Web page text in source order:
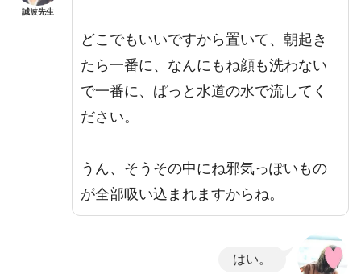
誠波先生
どこでもいいですから置いて、朝起き
たら一番に、なんにもね顔も洗わない
で一番に、ぱっと水道の水で流してく
ださい。
うん、そうその中にね邪気っぽいもの
が全部吸い込まれますからね。
はい。